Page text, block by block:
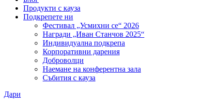
Продукти с кауза
Подкрепете ни
Фестивал „Усмихни се“ 2026
Награди „Иван Станчов 2025“
Индивидуална подкрепа
Корпоративни дарения
Доброволци
Наемане на конферентна зала
Събития с кауза
Дари